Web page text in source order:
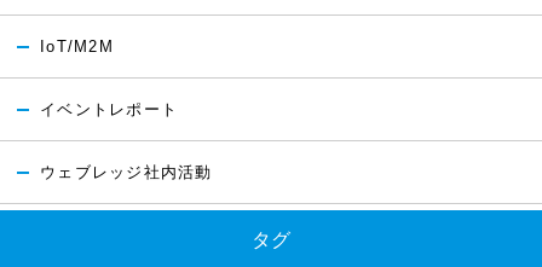
IoT/M2M
イベントレポート
ウェブレッジ社内活動
タグ